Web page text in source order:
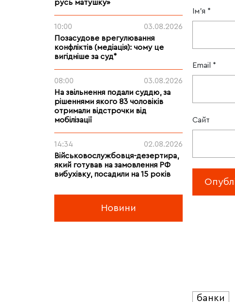
русь матушку»
10:00
03.08.2026
Позасудове врегулювання
конфліктів (медіація): чому це
вигідніше за суд*
08:00
03.08.2026
На звільнення подали суддю, за
рішеннями якого 83 чоловіків
отримали відстрочки від
мобілізації
14:34
02.08.2026
Військовослужбовця-дезертира,
який готував на замовлення РФ
вибухівку, посадили на 15 років
Новини
Ім'я *
Email *
Сайт
банки